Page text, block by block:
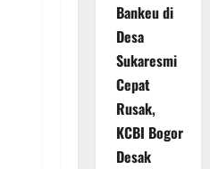
Bankeu di
Desa
Sukaresmi
Cepat
Rusak,
KCBI Bogor
Desak